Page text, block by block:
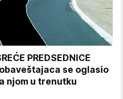
PREDSEDNICE
se oglasio
njom u trenutku